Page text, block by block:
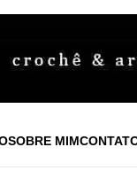
SOBRE MIM